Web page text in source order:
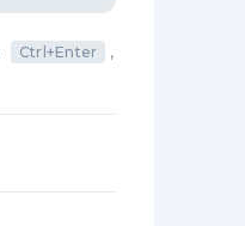
Ctrl+Enter
,